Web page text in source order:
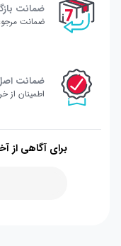
ضمانت
ضمانت
ضمانت
اطمینان از
برای آگاهی از